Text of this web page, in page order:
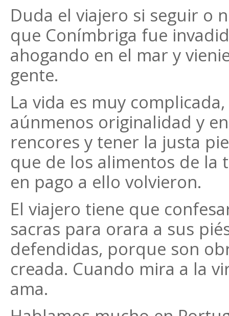
Duda el viajero si seguir o
que Conímbriga fue
ahogando en el mar y
gente.
La vida es muy
aúnmenos originalidad y
rencores y tener la justa
que de los alimentos de
en pago a ello volvieron.
El viajero tiene que
sacras para orara a sus
defendidas, porque son
creada. Cuando mira a la
ama.